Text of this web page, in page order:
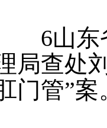
6山东省
局查处
门管”案